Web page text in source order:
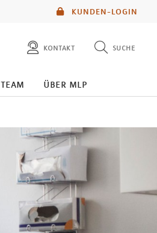
KUNDEN-LOGIN
kontakt suche
diese website durchsuchen
team über mlp